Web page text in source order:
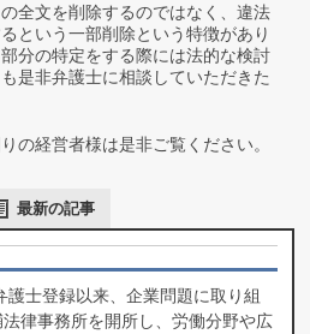
全文を削除するのではなく、違法
という一部削除という特徴があり
分の特定をする際には法的な検討
是非弁護士に相談していただきた
の経営者様は是非ご覧ください。
最新の記事
護士登録以来、企業問題に取り組
律事務所を開所し、労働分野や広